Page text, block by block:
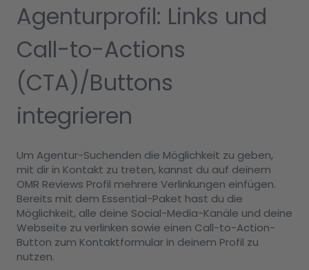
Agenturprofil: Links und
Call-to-Actions
(CTA)/Buttons
integrieren
Um Agentur-Suchenden die Möglichkeit zu geben,
mit dir in Kontakt zu treten, kannst du auf deinem
OMR Reviews Profil mehrere Verlinkungen einfügen.
Bereits mit dem Essential-Paket hast du die
Möglichkeit, alle deine Social-Media-Kanäle und deine
Webseite zu verlinken sowie einen Call-to-Action-
Button zum Kontaktformular in deinem Profil zu
nutzen.